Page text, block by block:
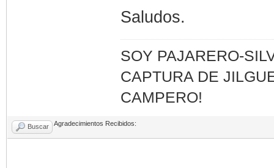
Saludos.
SOY PAJARERO-
CAPTURA DE
CAMPERO!
Buscar Agradecimientos Recibidos: